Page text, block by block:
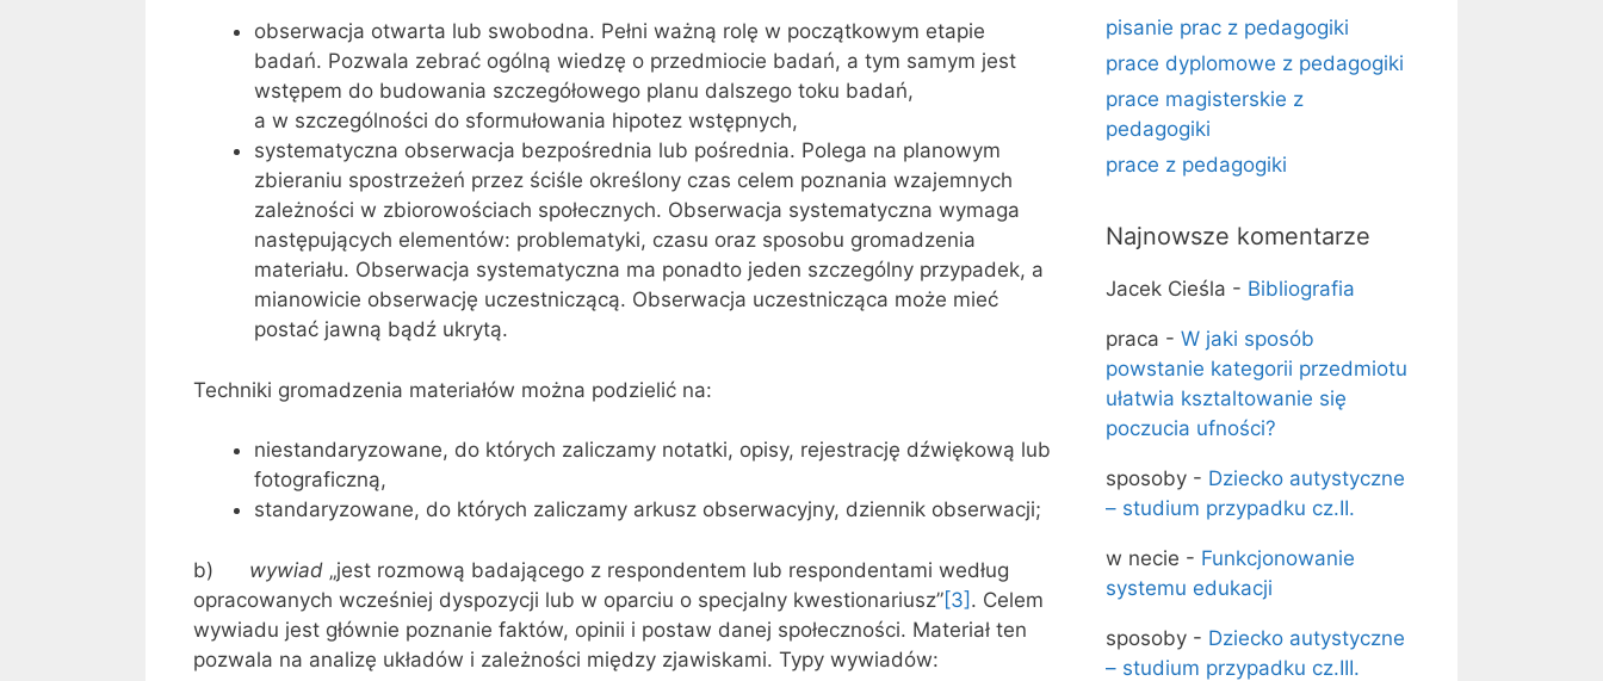
obserwacja otwarta lub swobodna. Pełni ważną rolę w początkowym etapie
badań. Pozwala zebrać ogólną wiedzę o przedmiocie badań, a tym samym jest
wstępem do budowania szczegółowego planu dalszego toku badań,
a w szczególności do sformułowania hipotez wstępnych,
systematyczna obserwacja bezpośrednia lub pośrednia. Polega na planowym
zbieraniu spostrzeżeń przez ściśle określony czas celem poznania wzajemnych
zależności w zbiorowościach społecznych. Obserwacja systematyczna wymaga
następujących elementów: problematyki, czasu oraz sposobu gromadzenia
materiału. Obserwacja systematyczna ma ponadto jeden szczególny przypadek, a
mianowicie obserwację uczestniczącą. Obserwacja uczestnicząca może mieć
postać jawną bądź ukrytą.
Techniki gromadzenia materiałów można podzielić na:
niestandaryzowane, do których zaliczamy notatki, opisy, rejestrację dźwiękową lub
fotograficzną,
standaryzowane, do których zaliczamy arkusz obserwacyjny, dziennik obserwacji;
b) wywiad „jest rozmową badającego z respondentem lub respondentami według
opracowanych wcześniej dyspozycji lub w oparciu o specjalny kwestionariusz”[3] . Celem
wywiadu jest głównie poznanie faktów, opinii i postaw danej społeczności. Materiał ten
pozwala na analizę układów i zależności między zjawiskami. Typy wywiadów:
pisanie prac z pedagogiki
prace dyplomowe z pedagogiki
prace magisterskie z
pedagogiki
prace z pedagogiki
Najnowsze komentarze
Jacek Cieśla - Bibliografia
praca - W jaki sposób
powstanie kategorii przedmiotu
ułatwia ksztaltowanie się
poczucia ufności?
sposoby - Dziecko autystyczne
– studium przypadku cz.II.
w necie - Funkcjonowanie
systemu edukacji
sposoby - Dziecko autystyczne
– studium przypadku cz.III.